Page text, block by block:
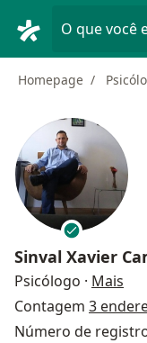
O que você
Homepage
Sinval Xavier
Psicólogo · Mais
Contagem 3
Número de